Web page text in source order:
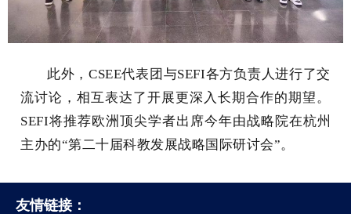
此外，CSEE代表团与SEFI各方负责人进行了交
流讨论，相互表达了开展更深入长期合作的期望。
SEFI将推荐欧洲顶尖学者出席今年由战略院在杭州
主办的“第二十届科教发展战略国际研讨会”。
友情链接：